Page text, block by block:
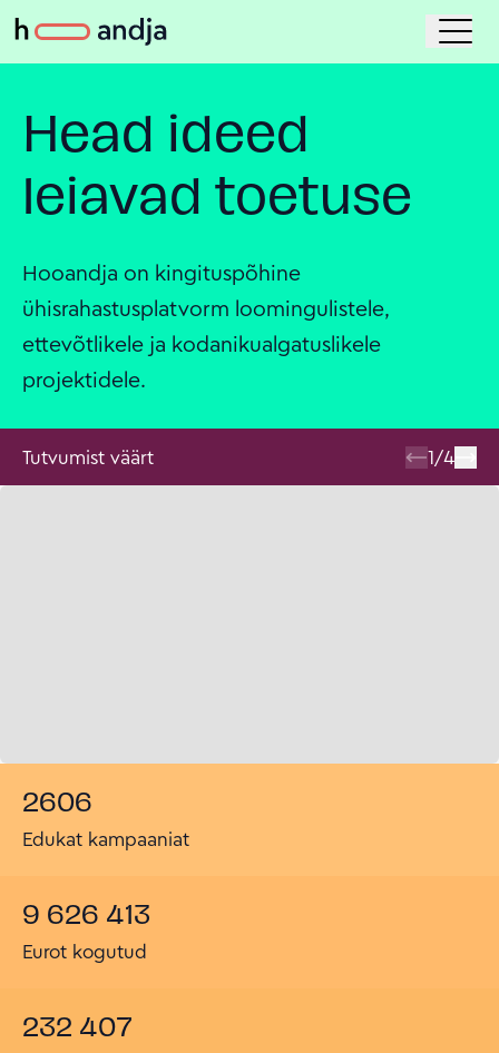
Head ideed
leiavad toetuse
Hooandja on kingituspõhine
ühisrahastusplatvorm loomingulistele,
ettevõtlikele ja kodanikualgatuslikele
projektidele.
Tutvumist väärt 1/4
2606
Edukat kampaaniat
9 626 413
Eurot kogutud
232 407